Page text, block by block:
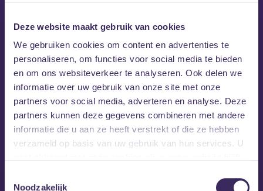
Deze website maakt gebruik van cookies
We gebruiken cookies om content en advertenties te
personaliseren, om functies voor social media te bieden
en om ons websiteverkeer te analyseren. Ook delen we
informatie over uw gebruik van onze site met onze
partners voor social media, adverteren en analyse. Deze
partners kunnen deze gegevens combineren met andere
informatie die u aan ze heeft verstrekt of die ze hebben
verzameld op basis van uw gebruik van hun services. U
Noodzakelijk
Website Breda BeatsBreda Beats on Instagram
MEZZ tipt